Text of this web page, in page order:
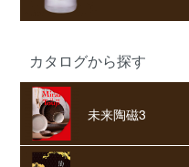
カタログから探す
未来陶磁3